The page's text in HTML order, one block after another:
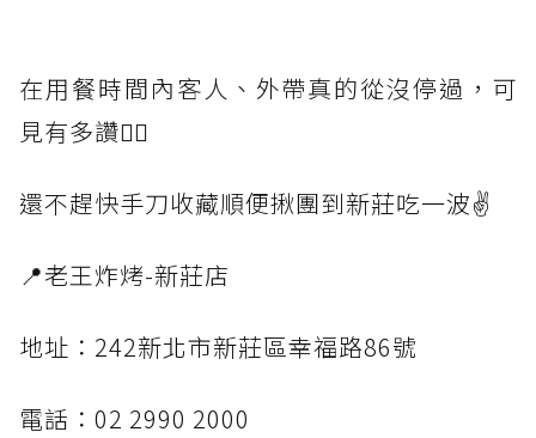
在用餐時間內客人、外帶真的從沒停過，可
見有多讚👍🏻
還不趕快手刀收藏順便揪團到新莊吃一波✌️
📍老王炸烤-新莊店
地址：242新北市新莊區幸福路86號
電話：02 2990 2000